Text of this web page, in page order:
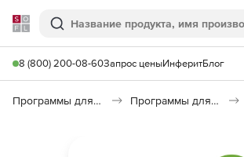
Softline
Поиск
8 (800) 200-08-60Запрос ценыИнферитБлог
Программы для программирования Программы для работы с базами данных